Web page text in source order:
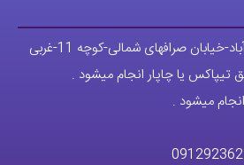
صرافهای شمالی-کوچه 11-غربی
تیپاکس یا چاپار انجام میشود .
میشود .